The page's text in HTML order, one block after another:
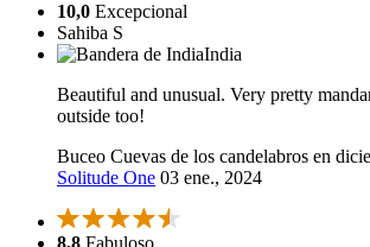
10,0 Excepcional
Sahiba S
India
Beautiful and unusual. Very pretty
outside too!
Buceo Cuevas de los candelabros en
Solitude One 03 ene., 2024